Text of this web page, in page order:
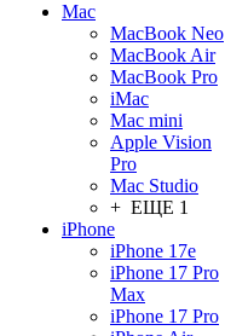
Mac
MacBook Neo
MacBook Air
MacBook Pro
iMac
Mac mini
Apple Vision
Pro
Mac Studio
+ ЕЩЕ 1
iPhone
iPhone 17e
iPhone 17 Pro
Max
iPhone 17 Pro